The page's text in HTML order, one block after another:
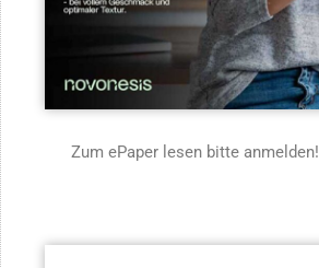
Zum ePaper lesen bitte anmelden!